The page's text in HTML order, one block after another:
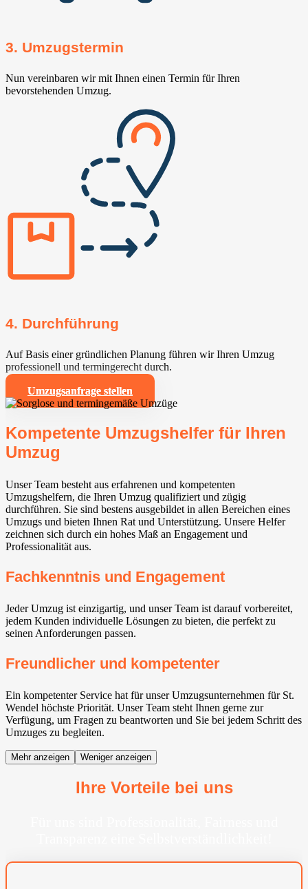
3. Umzugstermin
Nun vereinbaren wir mit Ihnen einen Termin für Ihren
bevorstehenden Umzug.
4. Durchführung
Auf Basis einer gründlichen Planung führen wir Ihren Umzug
professionell und termingerecht durch.
Umzugsanfrage stellen
Kompetente Umzugshelfer für Ihren
Umzug
Unser Team besteht aus erfahrenen und kompetenten
Umzugshelfern, die Ihren Umzug qualifiziert und zügig
durchführen. Sie sind bestens ausgebildet in allen Bereichen eines
Umzugs und bieten Ihnen Rat und Unterstützung. Unsere Helfer
zeichnen sich durch ein hohes Maß an Engagement und
Professionalität aus.
Fachkenntnis und Engagement
Jeder Umzug ist einzigartig, und unser Team ist darauf vorbereitet,
jedem Kunden individuelle Lösungen zu bieten, die perfekt zu
seinen Anforderungen passen.
Freundlicher und kompetenter
Ein kompetenter Service hat für unser Umzugsunternehmen für St.
Wendel höchste Priorität. Unser Team steht Ihnen gerne zur
Verfügung, um Fragen zu beantworten und Sie bei jedem Schritt des
Umzuges zu begleiten.
Mehr anzeigen Weniger anzeigen
Ihre Vorteile bei uns